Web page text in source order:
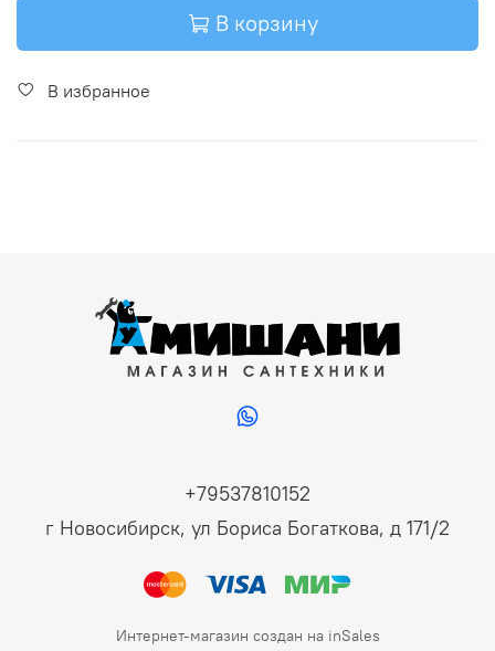
В корзину
В избранное
+79537810152
г Новосибирск, ул Бориса Богаткова, д 171/2
Интернет-магазин создан на inSales